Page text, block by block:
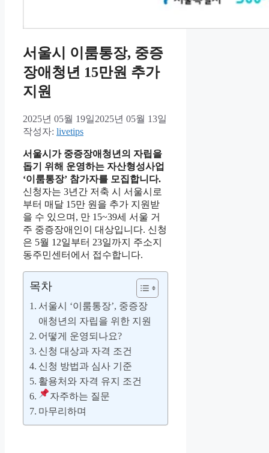
서울시 이룸통장, 중증
장애청년 15만원 추가
지원
2025년 05월 19일2025년 05월 13일
작성자: livetips
서울시가 중증장애청년의 자립을
돕기 위해 운영하는 자산형성사업
‘이룸통장’ 참가자를 모집합니다.
신청자는 3년간 저축 시 서울시로
부터 매달 15만 원을 추가 지원받
을 수 있으며, 만 15~39세 서울 거
주 중증장애인이 대상입니다. 신청
은 5월 12일부터 23일까지 주소지
동주민센터에서 접수합니다.
목차
서울시 ‘이룸통장’, 중증장
애청년의 자립을 위한 지원
어떻게 운영되나요?
신청 대상과 자격 조건
신청 방법과 심사 기준
활용처와 자격 유지 조건
자주하는 질문
마무리하며